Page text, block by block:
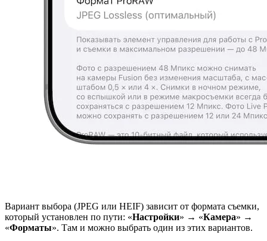
Вариант выбора (JPEG или HEIF) зависит от формата съемки,
который установлен по пути: «Настройки» → «Камера» →
«Форматы». Там и можно выбрать один из этих вариантов.